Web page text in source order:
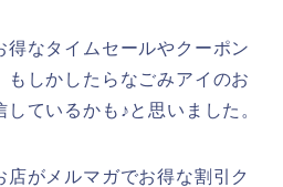
得なタイムセールやクーポン
もしかしたらなごみアイのお
ているかも♪と思いました。
がメルマガでお得な割引ク